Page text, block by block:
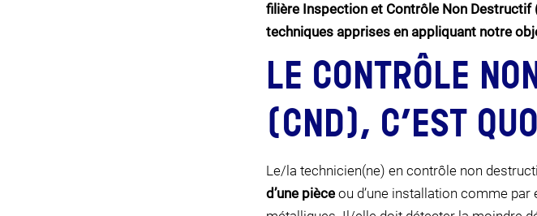
filière Inspection et Contrôle Non
techniques apprises en appliquant notre
LE CONTRÔLE
(CND), C’EST
Le/la technicien(ne) en contrôle non
d’une pièce ou d’une installation comme